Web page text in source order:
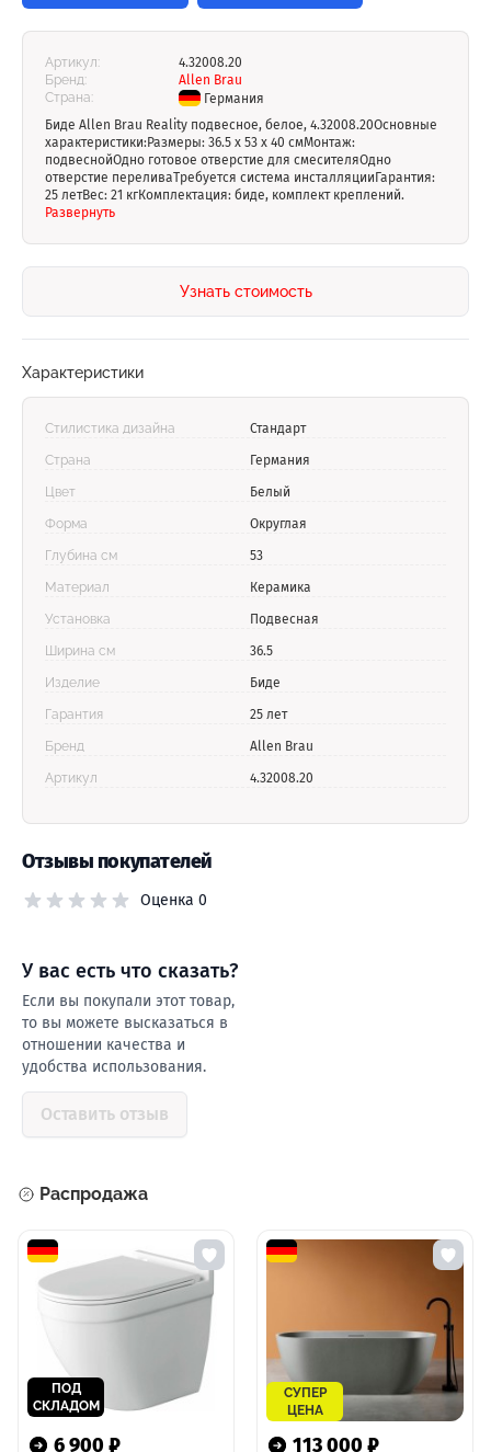
Артикул:
4.32008.20
Бренд:
Allen Brau
Страна:
Германия
Биде Allen Brau Reality подвесное, белое, 4.32008.20Основные
характеристики:Размеры: 36.5 х 53 х 40 смМонтаж:
подвеснойОдно готовое отверстие для смесителяОдно
отверстие переливаТребуется система инсталляцииГарантия:
25 летВес: 21 кгКомплектация: биде, комплект креплений.
Развернуть
Узнать стоимость
Характеристики
Стилистика дизайна Стандарт
Страна Германия
Цвет Белый
Форма Округлая
Глубина см 53
Материал Керамика
Установка Подвесная
Ширина см 36.5
Изделие Биде
Гарантия 25 лет
Бренд Allen Brau
Артикул 4.32008.20
Отзывы покупателей
Оценка 0
У ваc есть что сказать?
Если вы покупали этот товар,
то вы можете высказаться в
отношении качества и
удобства использования.
Оставить отзыв
Распродажа
ПОД
СКЛАДОМ
6 900 ₽
СУПЕР
ЦЕНА
113 000 ₽